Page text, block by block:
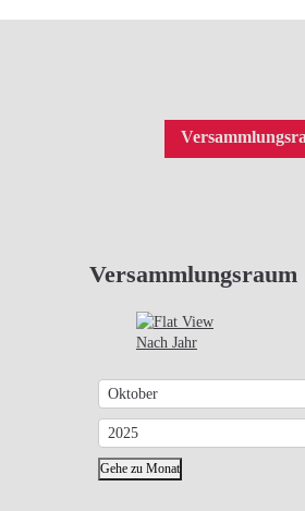
Versammlungsraum
Nach Jahr
Gehe zu Monat